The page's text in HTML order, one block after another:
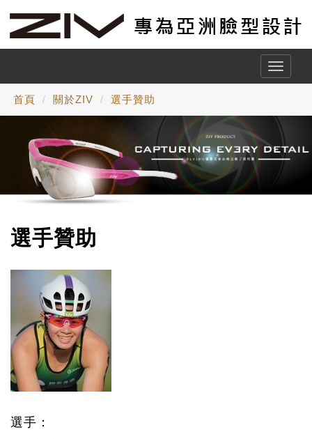
Toggle
首頁 關於ZIV 選手贊助
選手贊助
選手：